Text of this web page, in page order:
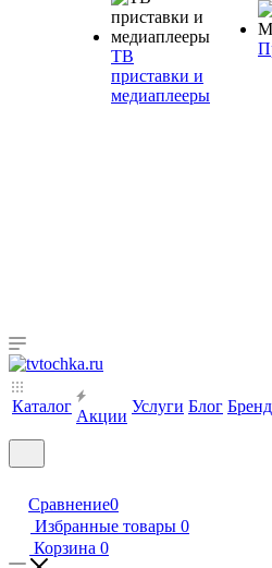
ТВ
приставки и
медиаплееры
Каталог
Акции
Услуги Блог
Сравнение0
Избранные товары 0
Корзина 0